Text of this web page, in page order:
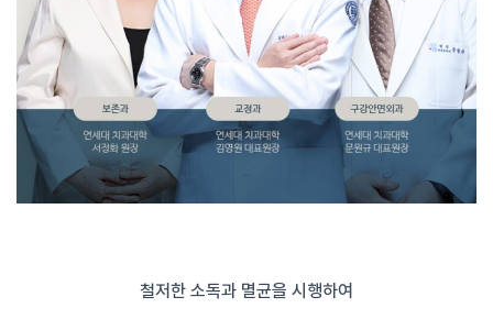
철저한 소독과 멸균을 시행하여